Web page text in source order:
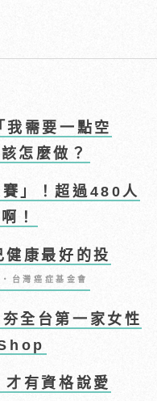
需要一點空
怎麼做？
」！超過480人
！
康最好的投
台灣癌症基金會
全台第一家女性
有資格說愛